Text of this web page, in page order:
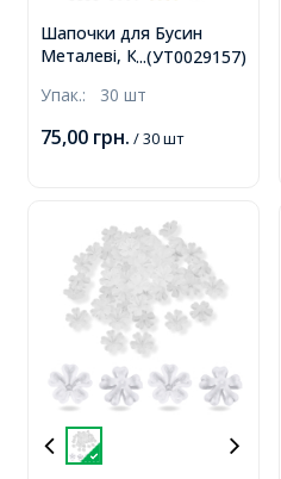
...(УТ0029157)
Шапочки для Бусин
Металеві, Конус, Колір:
Отвір 1мм,
Упак.: 30 шт
75,00 грн. / 30 шт